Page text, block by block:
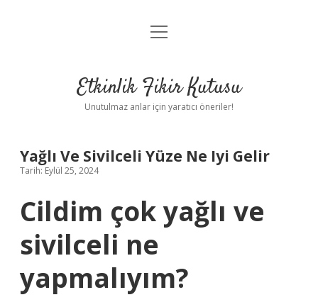
Anasayfa
Yasal Uyarı
menüyü
Etkinlik Fikir Kutusu
Unutulmaz anlar için yaratıcı öneriler!
Yağlı Ve Sivilceli Yüze Ne Iyi Gelir
Tarih: Eylül 25, 2024
Cildim çok yağlı ve
sivilceli ne
yapmalıyım?